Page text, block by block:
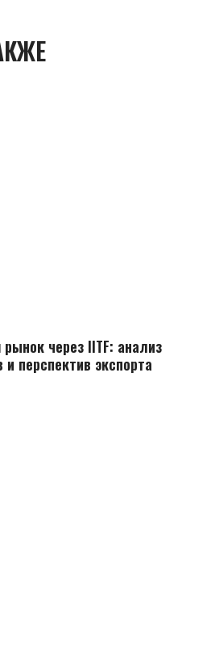
через IITF: анализ
перспектив экспорта